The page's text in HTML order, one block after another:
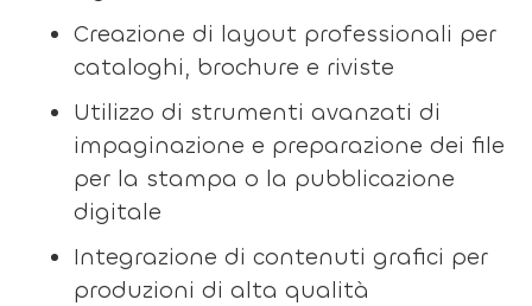
Creazione di layout professionali per
cataloghi, brochure e riviste
Utilizzo di strumenti avanzati di
impaginazione e preparazione dei file
per la stampa o la pubblicazione
digitale
Integrazione di contenuti grafici per
produzioni di alta qualità